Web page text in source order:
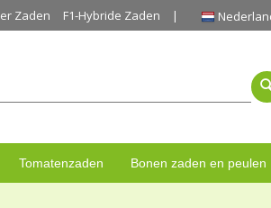
Zaden F1-Hybride Zaden
Tomatenzaden Bonen zaden en peulen